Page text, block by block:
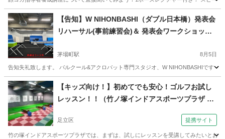
東京 目黒区 ヨガ
【告知】W NIHONBASHI（ダブル日本橋）発表会
リハーサル(事前練習会)＆ 発表会ワークショップ
茅場町駅 8月5日
告知失礼致します。 パルクール&アクロバット専門スタジオ、W NIHONBASHIです
東京 中央区 茅場町駅 その他 アクロバット
【キッズ向け！】初めてでも安心！ゴルフお試し
レッスン！！（竹ノ塚インドアスポーツプラザ ゴ
足立区 提携サイト
竹の塚インドアスポーツプラザでは、まずは、試しにレッスンを受講してみたいとお